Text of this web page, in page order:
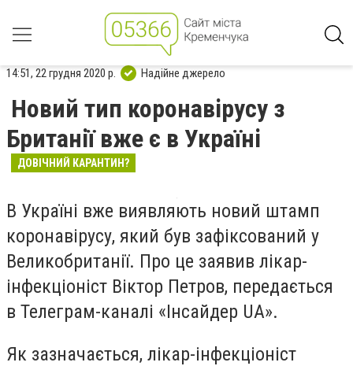
14:51, 22 грудня 2020 р. Надійне джерело
Новий тип коронавірусу з
Британії вже є в Україні
ДОВІЧНИЙ КАРАНТИН?
В Україні вже виявляють новий штамп
коронавірусу, який був зафіксований у
Великобританії. Про це заявив лікар-
інфекціоніст Віктор Петров, передається
в Телеграм-каналі «Інсайдер UA».
Як зазначається, лікар-інфекціоніст